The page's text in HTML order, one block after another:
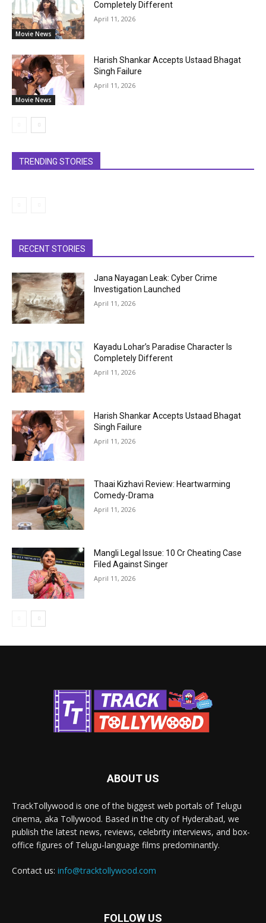
Movie News
Completely Different
April 11, 2026
Movie News
Harish Shankar Accepts Ustaad Bhagat
Singh Failure
April 11, 2026
TRENDING STORIES
RECENT STORIES
Jana Nayagan Leak: Cyber Crime
Investigation Launched
April 11, 2026
Kayadu Lohar’s Paradise Character Is
Completely Different
April 11, 2026
Harish Shankar Accepts Ustaad Bhagat
Singh Failure
April 11, 2026
Thaai Kizhavi Review: Heartwarming
Comedy-Drama
April 11, 2026
Mangli Legal Issue: ₹10 Cr Cheating Case
Filed Against Singer
April 11, 2026
ABOUT US
TrackTollywood is one of the biggest web portals of Telugu
cinema, aka Tollywood. Based in the city of Hyderabad, we
publish the latest news, reviews, celebrity interviews, and box-
office figures of Telugu-language films predominantly.
Contact us: info@tracktollywood.com
FOLLOW US